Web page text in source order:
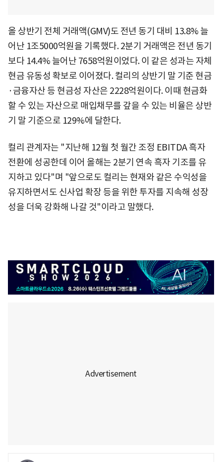
올 상반기 전체 거래액(GMV)도 전년 동기 대비 13.8% 늘
어난 1조5000억원을 기록했다. 2분기 거래액은 전년 동기
보다 14.4% 늘어난 7658억원이었다. 이 같은 성과는 자체
현금 유동성 확보로 이어졌다. 컬리의 상반기 말 기준 현금
·금융자산 등 현금성 자산은 2228억원이다. 이때 현금화
할 수 있는 자산으로 매입채무를 갚을 수 있는 비율은 상반
기 말 기준으로 129%에 달한다.
컬리 관계자는 "지난해 12월 첫 월간 조정 EBITDA 흑자
전환에 성공한데 이어 올해는 2분기 연속 흑자 기조를 유
지하고 있다"며 "앞으로도 컬리는 현재와 같은 수익성을
유지하면서도 신사업 확장 등을 위한 투자를 지속해 성장
성을 더욱 강화해 나갈 것"이라고 말했다.